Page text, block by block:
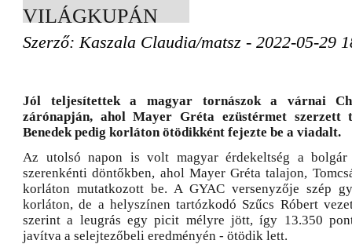
VILÁGKUPÁN
Szerző: Kaszala Claudia/matsz - 2022-05-29
Jól teljesítettek a magyar tornászok a várnai
zárónapján, ahol Mayer Gréta ezüstérmet szerzett
Benedek pedig korláton ötödikként fejezte be a viadalt.
Az utolsó napon is volt magyar érdekeltség a bolgár
szerenkénti döntőkben, ahol Mayer Gréta talajon,
korláton mutatkozott be. A GYAC versenyzője szép
korláton, de a helyszínen tartózkodó Szűcs Róbert
szerint a leugrás egy picit mélyre jött, így 13.350
javítva a selejtezőbeli eredményén - ötödik lett.